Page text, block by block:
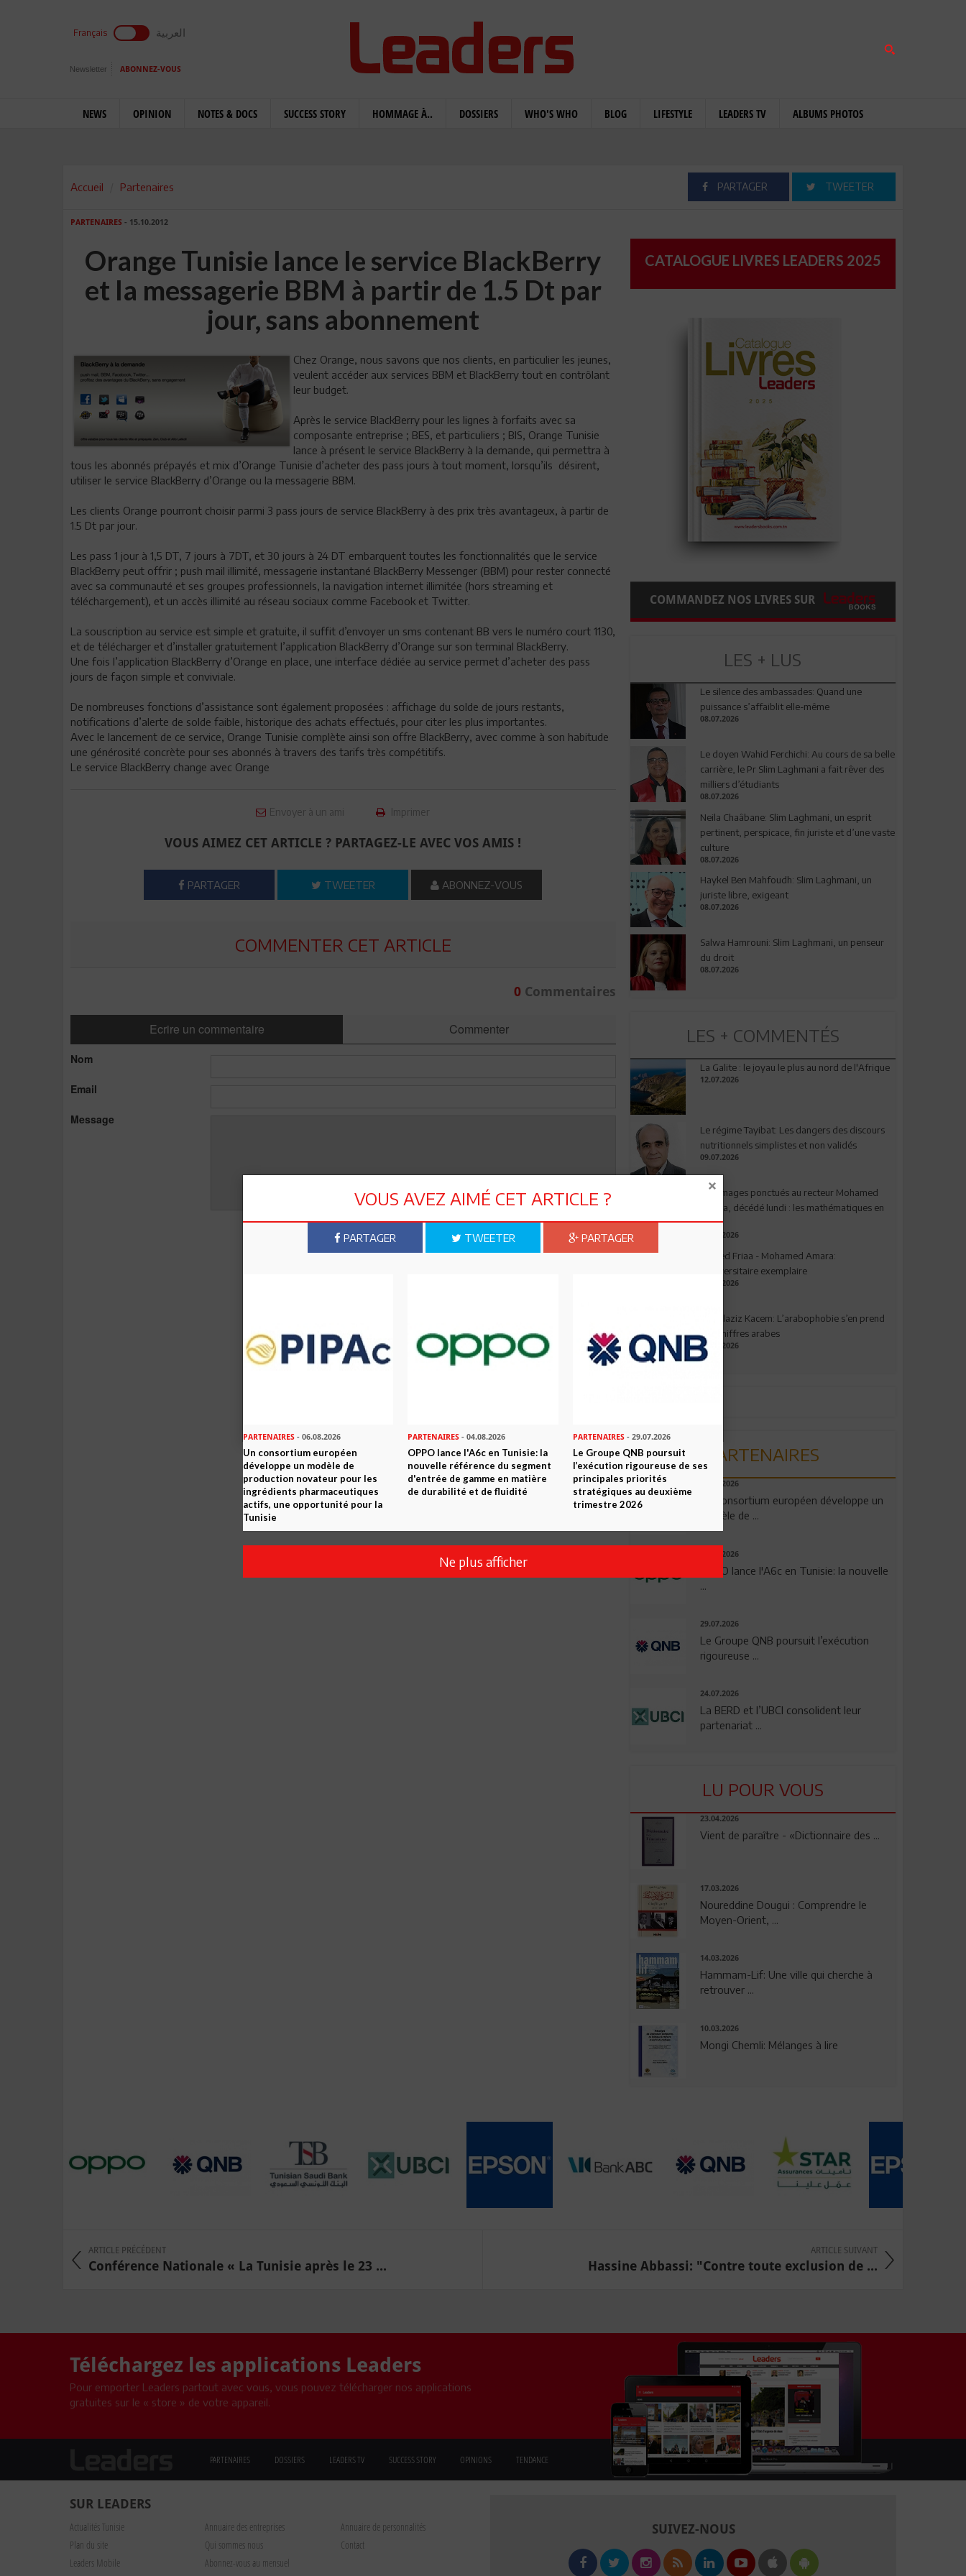
Français العربية
Newsletter ABONNEZ-VOUS
NEWS OPINION NOTES & DOCS SUCCESS STORY HOMMAGE À.. DOSSIERS WHO'S WHO BLOG LIFESTYLE LEADERS TV ALBUMS PHOTOS
Accueil Partenaires PARTAGER TWEETER
PARTENAIRES - 15.10.2012
Orange Tunisie lance le service BlackBerry
et la messagerie BBM à partir de 1.5 Dt par
jour, sans abonnement
Chez Orange, nous savons que nos clients, en particulier les jeunes,
veulent accéder aux services BBM et BlackBerry tout en contrôlant
leur budget.
Après le service BlackBerry pour les lignes à forfaits avec sa
composante entreprise ; BES, et particuliers ; BIS, Orange Tunisie
lance à présent le service BlackBerry à la demande, qui permettra à
tous les abonnés prépayés et mix d’Orange Tunisie d’acheter des pass jours à tout moment, lorsqu’ils désirent,
utiliser le service BlackBerry d’Orange ou la messagerie BBM.
Les clients Orange pourront choisir parmi 3 pass jours de service BlackBerry à des prix très avantageux, à partir de
1.5 Dt par jour.
Les pass 1 jour à 1,5 DT, 7 jours à 7DT, et 30 jours à 24 DT embarquent toutes les fonctionnalités que le service
BlackBerry peut offrir ; push mail illimité, messagerie instantané BlackBerry Messenger (BBM) pour rester connecté
avec sa communauté et ses groupes professionnels, la navigation internet illimitée (hors streaming et
téléchargement), et un accès illimité au réseau sociaux comme Facebook et Twitter.
La souscription au service est simple et gratuite, il suffit d’envoyer un sms contenant BB vers le numéro court 1130,
et de télécharger et d’installer gratuitement l’application BlackBerry d’Orange sur son terminal BlackBerry.
Une fois l’application BlackBerry d’Orange en place, une interface dédiée au service permet d’acheter des pass
jours de façon simple et conviviale.
De nombreuses fonctions d’assistance sont également proposées : affichage du solde de jours restants,
notifications d’alerte de solde faible, historique des achats effectués, pour citer les plus importantes.
Avec le lancement de ce service, Orange Tunisie complète ainsi son offre BlackBerry, avec comme à son habitude
une générosité concrète pour ses abonnés à travers des tarifs très compétitifs.
Le service BlackBerry change avec Orange
Envoyer à un ami Imprimer
VOUS AIMEZ CET ARTICLE ? PARTAGEZ-LE AVEC VOS AMIS !
PARTAGER TWEETER ABONNEZ-VOUS
COMMENTER CET ARTICLE
0Commentaires
Ecrire un commentaire Commenter
Nom
Email
Message
Envoyer
CATALOGUE LIVRES LEADERS 2025
COMMANDEZ NOS LIVRES SUR
LES + LUS
Le silence des ambassades: Quand une
puissance s’affaiblit elle-même
08.07.2026
Le doyen Wahid Ferchichi: Au cours de sa belle
carrière, le Pr Slim Laghmani a fait rêver des
milliers d’étudiants
08.07.2026
Neila Chaâbane: Slim Laghmani, un esprit
pertinent, perspicace, fin juriste et d’une vaste
culture
08.07.2026
Haykel Ben Mahfoudh: Slim Laghmani, un
juriste libre, exigeant
08.07.2026
Salwa Hamrouni: Slim Laghmani, un penseur
du droit
08.07.2026
LES + COMMENTÉS
La Galite : le joyau le plus au nord de l'Afrique
12.07.2026
Le régime Tayibat: Les dangers des discours
nutritionnels simplistes et non validés
09.07.2026
Hommages ponctués au recteur Mohamed
Amara, décédé lundi : les mathématiques en
deuil
03.08.2026
Ahmed Friaa - Mohamed Amara:
l’Universitaire exemplaire
04.08.2026
Abdelaziz Kacem: L’arabophobie s’en prend
aux chiffres arabes
09.07.2026
PARTENAIRES
06.08.2026
Un consortium européen développe un
modèle de ...
04.08.2026
OPPO lance l'A6c en Tunisie: la nouvelle
...
29.07.2026
Le Groupe QNB poursuit l’exécution
rigoureuse ...
24.07.2026
La BERD et l’UBCI consolident leur
partenariat ...
LU POUR VOUS
23.04.2026
Vient de paraître - «Dictionnaire des ...
17.03.2026
Noureddine Dougui : Comprendre le
Moyen-Orient, ...
14.03.2026
Hammam-Lif: Une ville qui cherche à
retrouver ...
10.03.2026
Mongi Chemli: Mélanges à lire
ARTICLE PRÉCÉDENT
Conférence Nationale « La Tunisie après le 23 ...
ARTICLE SUIVANT
Hassine Abbassi: "Contre toute exclusion de ...
Téléchargez les applications Leaders
Pour emporter Leaders partout avec vous, vous pouvez télécharger nos applications
gratuites sur le « store » de votre appareil.
PARTENAIRES DOSSIERS LEADERS TV SUCCESS STORY OPINIONS TENDANCE
SUR LEADERS
Actualités Tunisie Annuaire des entreprises
Annuaire de personnalités
Plan du site
Qui sommes nous
Contact
Leaders Mobile
Abonnez-vous au mensuel
SUIVEZ-NOUS
VOUS AVEZ AIMÉ CET ARTICLE ?
PARTAGER TWEETER PARTAGER
PARTENAIRES - 06.08.2026
Un consortium européen
développe un modèle de
production novateur pour les
ingrédients pharmaceutiques
actifs, une opportunité pour la
Tunisie
PARTENAIRES - 04.08.2026
OPPO lance l'A6c en Tunisie: la
nouvelle référence du segment
d'entrée de gamme en matière
de durabilité et de fluidité
PARTENAIRES- 29.07.2026
Le Groupe QNB poursuit
l’exécution rigoureuse de ses
principales priorités
stratégiques au deuxième
trimestre 2026
Ne plus afficher